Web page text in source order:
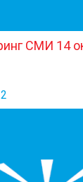
СМИ 14